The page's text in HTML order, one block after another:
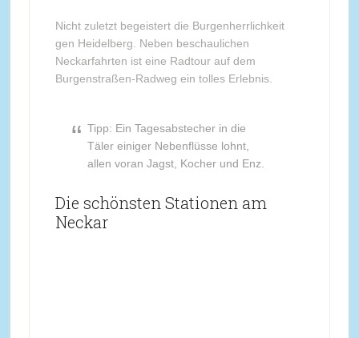
Nicht zuletzt begeistert die Burgenherrlichkeit
gen Heidelberg. Neben beschaulichen
Neckarfahrten ist eine Radtour auf dem
Burgenstraßen-Radweg ein tolles Erlebnis.
Tipp: Ein Tagesabstecher in die
Täler einiger Nebenflüsse lohnt,
allen voran Jagst, Kocher und Enz.
Die schönsten Stationen am
Neckar